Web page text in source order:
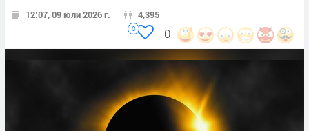
12:07, 09 юли 2026 г. 4,395
0
0